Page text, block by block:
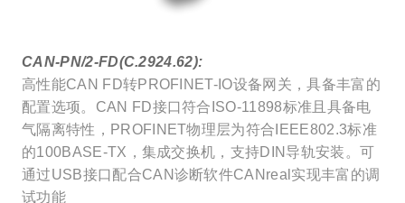
CAN-PN/2-FD(C.2924.62):
高性能CAN FD转PROFINET-IO设备网关，具备丰富的
配置选项。CAN FD接口符合ISO-11898标准且具备电
气隔离特性，PROFINET物理层为符合IEEE802.3标准
的100BASE-TX，集成交换机，支持DIN导轨安装。可
通过USB接口配合CAN诊断软件CANreal实现丰富的调
试功能